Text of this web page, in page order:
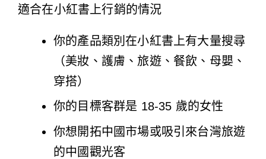
適合在小紅書上行銷的情況
你的產品類別在小紅書上有大量搜尋
（美妝、護膚、旅遊、餐飲、母嬰、
穿搭）
你的目標客群是 18-35 歲的女性
你想開拓中國市場或吸引來台灣旅遊
的中國觀光客